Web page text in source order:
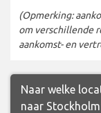
(Opmerking:
om verschillende
aankomst- en
Naar welke
naar